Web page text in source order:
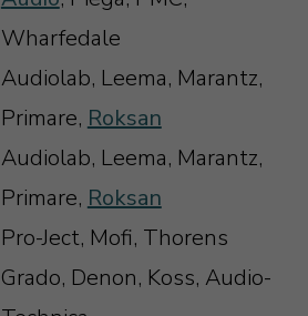
Wharfedale
Audiolab, Leema, Marantz,
Primare, Roksan
Audiolab, Leema, Marantz,
Primare, Roksan
Pro-Ject, Mofi, Thorens
Grado, Denon, Koss, Audio-